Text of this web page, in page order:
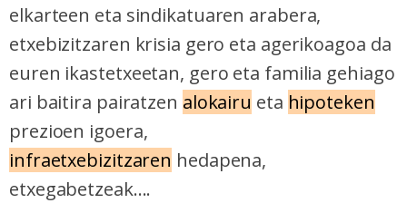
elkarteen eta sindikatuaren arabera,
etxebizitzaren krisia gero eta agerikoagoa da
euren ikastetxeetan, gero eta familia gehiago
ari baitira pairatzen alokairu eta hipoteken
prezioen igoera,
infraetxebizitzaren hedapena,
etxegabetzeak....